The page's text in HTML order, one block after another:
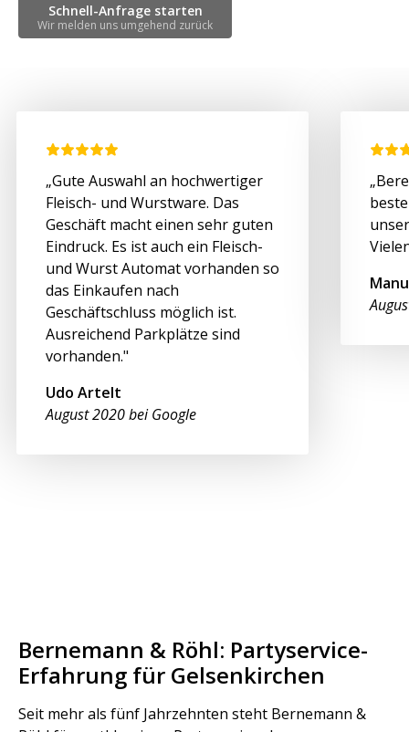
Schnell-Anfrage starten
Wir melden uns umgehend zurück
„Gute Auswahl an hochwertiger
Fleisch- und Wurstware. Das
Geschäft macht einen sehr guten
Eindruck. Es ist auch ein Fleisch-
und Wurst Automat vorhanden so
das Einkaufen nach
Geschäftschluss möglich ist.
Ausreichend Parkplätze sind
vorhanden."
Udo Artelt
August 2020 bei Google
Bernemann & Röhl: Partyservice-
Erfahrung für Gelsenkirchen
Seit mehr als fünf Jahrzehnten steht Bernemann &